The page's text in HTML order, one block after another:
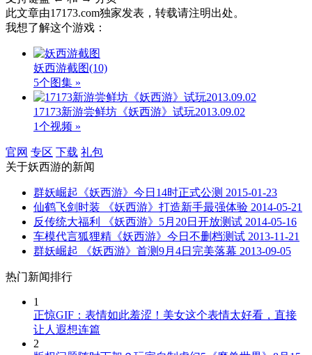
此文章由17173.com独家发表，转载请注明出处。
我想了解这个游戏：
妖西游截图(10)
5个图集 »
17173新游尝鲜坊《妖西游》试玩2013.09.02
1个视频 »
官网 专区 下载 礼包
关于妖西游的新闻
群妖崛起《妖西游》今日14时正式公测 2015-01-23
仙鹤飞剑时装 《妖西游》打造新手最强体验 2014-05-21
反传统大福利 《妖西游》5月20日开放测试 2014-05-16
车模代言狐狸精《妖西游》今日不删档测试 2013-11-21
群妖崛起 《妖西游》首测9月4日完美落幕 2013-09-05
热门新闻排行
1
正惊GIF：表情如此羞涩！美女这个表情太好看，直接
让人遐想连篇
2